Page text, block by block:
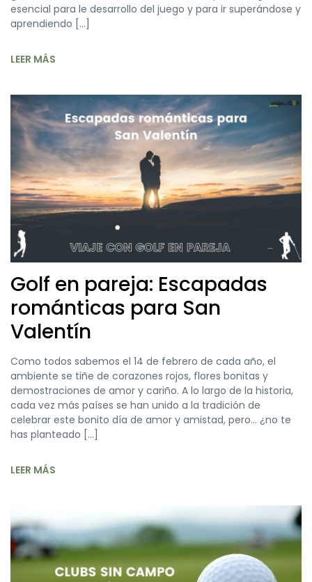
esencial para le desarrollo del juego y para ir superándose y
aprendiendo […]
LEER MÁS
Golf en pareja: Escapadas
románticas para San
Valentín
Como todos sabemos el 14 de febrero de cada año, el
ambiente se tiñe de corazones rojos, flores bonitas y
demostraciones de amor y cariño. A lo largo de la historia,
cada vez más países se han unido a la tradición de
celebrar este bonito día de amor y amistad, pero… ¿no te
has planteado […]
LEER MÁS